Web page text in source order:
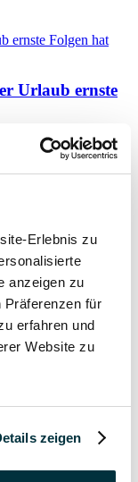
Erlebnis zu
anzeigen zu
Präferenzen für
erfahren und
Website zu
zeigen
Urlaub ernste
Worauf sollte